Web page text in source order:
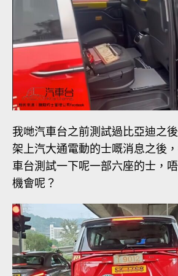
我哋汽車台之前測試過比亞迪之
架上汽大通電動的士嘅消息之後
車台測試一下呢一部六座的士，
機會呢？